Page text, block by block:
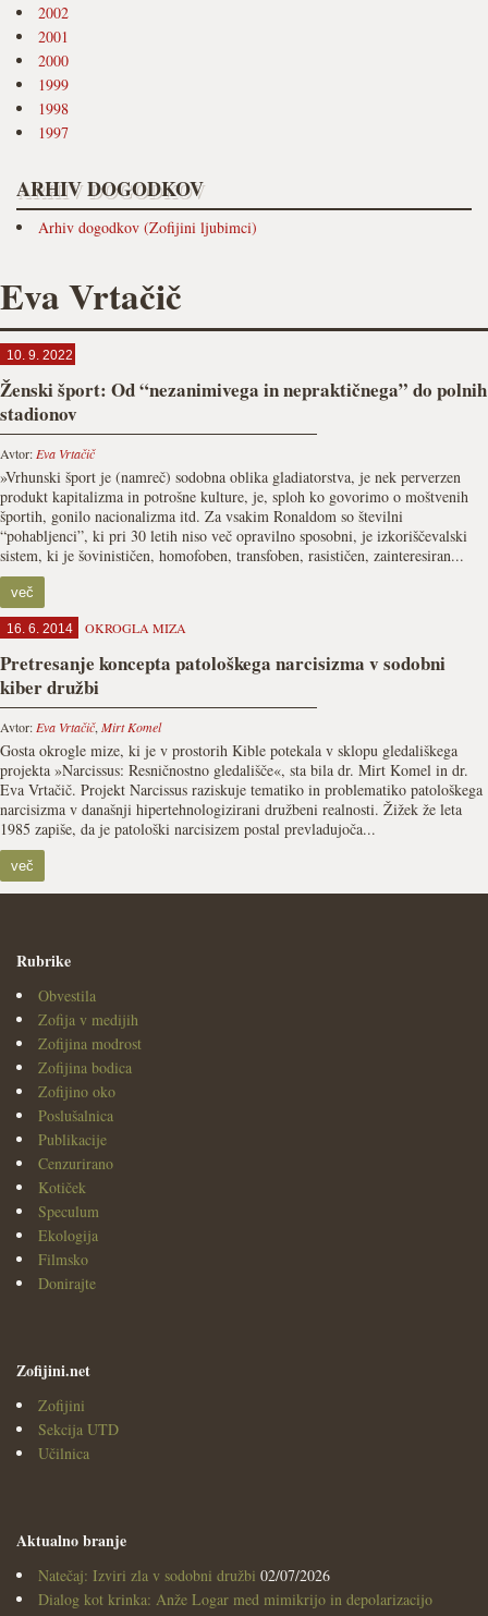
2002
2001
2000
1999
1998
1997
ARHIV DOGODKOV
Arhiv dogodkov (Zofijini ljubimci)
Eva Vrtačič
10. 9. 2022
Ženski šport: Od “nezanimivega in nepraktičnega” do polnih
stadionov
Avtor: Eva Vrtačič
»Vrhunski šport je (namreč) sodobna oblika gladiatorstva, je nek perverzen
produkt kapitalizma in potrošne kulture, je, sploh ko govorimo o moštvenih
športih, gonilo nacionalizma itd. Za vsakim Ronaldom so številni
“pohabljenci”, ki pri 30 letih niso več opravilno sposobni, je izkoriščevalski
sistem, ki je šovinističen, homofoben, transfoben, rasističen, zainteresiran...
več
16. 6. 2014 OKROGLA MIZA
Pretresanje koncepta patološkega narcisizma v sodobni
kiber družbi
Avtor: Eva Vrtačič, Mirt Komel
Gosta okrogle mize, ki je v prostorih Kible potekala v sklopu gledališkega
projekta »Narcissus: Resničnostno gledališče«, sta bila dr. Mirt Komel in dr.
Eva Vrtačič. Projekt Narcissus raziskuje tematiko in problematiko patološkega
narcisizma v današnji hipertehnologizirani družbeni realnosti. Žižek že leta
1985 zapiše, da je patološki narcisizem postal prevladujoča...
več
Rubrike
Obvestila
Zofija v medijih
Zofijina modrost
Zofijina bodica
Zofijino oko
Poslušalnica
Publikacije
Cenzurirano
Kotiček
Speculum
Ekologija
Filmsko
Donirajte
Zofijini.net
Zofijini
Sekcija UTD
Učilnica
Aktualno branje
Natečaj: Izviri zla v sodobni družbi 02/07/2026
Dialog kot krinka: Anže Logar med mimikrijo in depolarizacijo